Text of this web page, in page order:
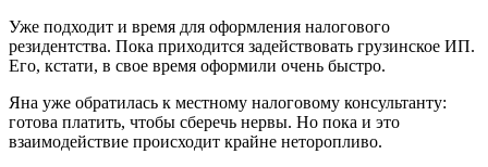
Уже подходит и время для оформления налогового
резидентства. Пока приходится задействовать грузинское ИП.
Его, кстати, в свое время оформили очень быстро.
Яна уже обратилась к местному налоговому консультанту:
готова платить, чтобы сберечь нервы. Но пока и это
взаимодействие происходит крайне неторопливо.